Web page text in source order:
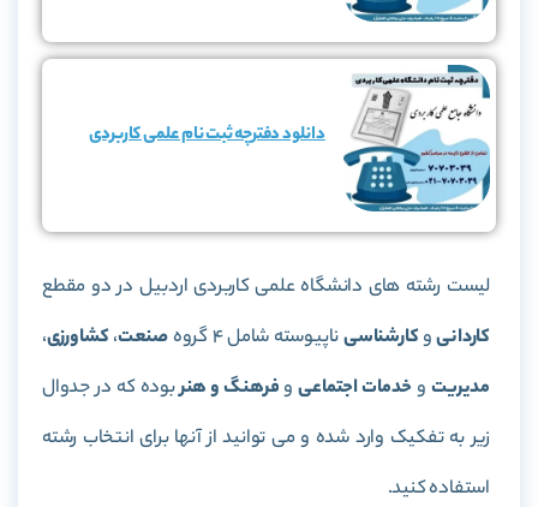
دانلود دفترچه ثبت نام علمی کاربردی
لیست رشته های دانشگاه علمی کاربردی اردبیل در دو مقطع
کاردانیوکارشناسیناپیوسته شامل 4 گروه صنعت،کشاورزی،
مدیریتو خدمات اجتماعیوفرهنگ و هنربوده که در جدوال
زیر به تفکیک وارد شده و می توانید از آنها برای انتخاب رشته
استفاده کنید.